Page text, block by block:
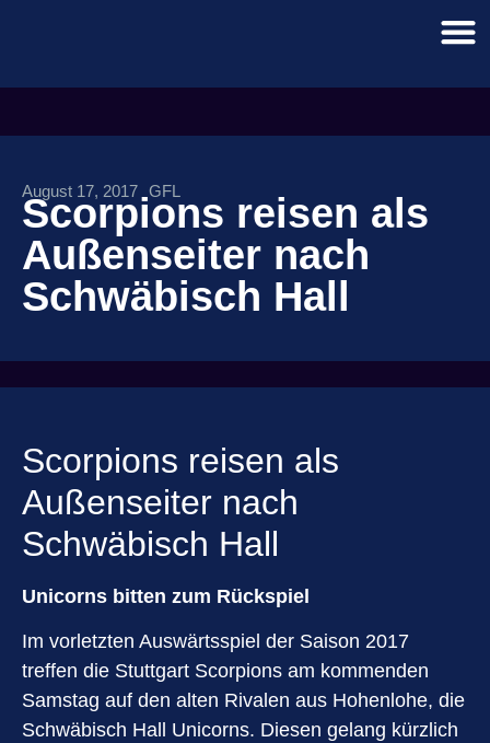
August 17, 2017 GFL
Scorpions reisen als
Außenseiter nach
Schwäbisch Hall
Scorpions reisen als
Außenseiter nach
Schwäbisch Hall
Unicorns bitten zum Rückspiel
Im vorletzten Auswärtsspiel der Saison 2017
treffen die Stuttgart Scorpions am kommenden
Samstag auf den alten Rivalen aus Hohenlohe, die
Schwäbisch Hall Unicorns. Diesen gelang kürzlich